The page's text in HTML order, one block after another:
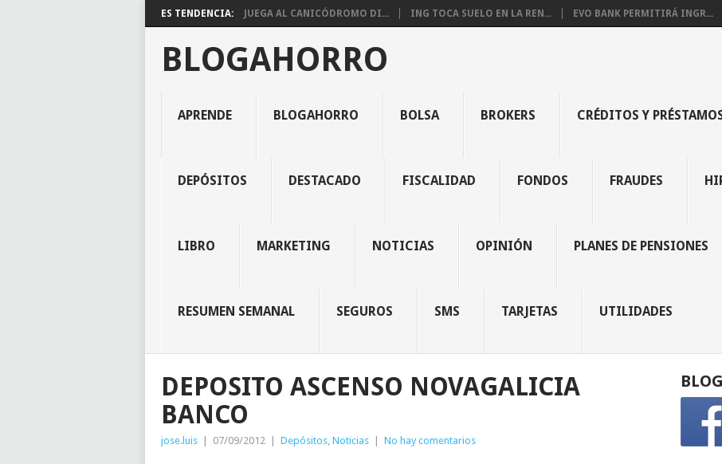
ES TENDENCIA: JUEGA AL CANICÓDROMO DI... ING TOCA SUELO EN LA REN... EVO BANK PERMITIRÁ INGR...
BLOGAHORRO
APRENDE BLOGAHORRO BOLSA BROKERS CRÉDITOS Y
DEPÓSITOS DESTACADO FISCALIDAD FONDOS FRAUDES
LIBRO MARKETING NOTICIAS OPINIÓN PLANES DE PENSIONES
RESUMEN SEMANAL SEGUROS SMS TARJETAS UTILIDADES
DEPOSITO ASCENSO NOVAGALICIA
BANCO
jose.luis 07/09/2012 Depósitos, Noticias No hay comentarios